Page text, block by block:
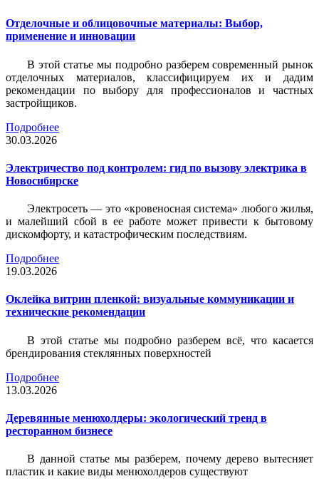
Отделочные и облицовочные материалы: Выбор,
применение и инновации
В этой статье мы подробно разберем современный рынок
отделочных материалов, классифицируем их и дадим
рекомендации по выбору для профессионалов и частных
застройщиков.
Подробнее
30.03.2026
Электричество под контролем: гид по вызову электрика в
Новосибирске
Электросеть — это «кровеносная система» любого жилья,
и малейший сбой в ее работе может привести к бытовому
дискомфорту, и катастрофическим последствиям.
Подробнее
19.03.2026
Оклейка витрин пленкой: визуальные коммуникации и
технические рекомендации
В этой статье мы подробно разберем всё, что касается
брендирования стеклянных поверхностей
Подробнее
13.03.2026
Деревянные менюхолдеры: экологический тренд в
ресторанном бизнесе
В данной статье мы разберем, почему дерево вытесняет
пластик и какие виды менюхолдеров существуют